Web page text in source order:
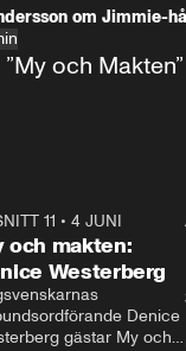
om Jimmie-
och
23:40
11 •4 JUNI
och makten:
Westerberg
Denice
gästar My och